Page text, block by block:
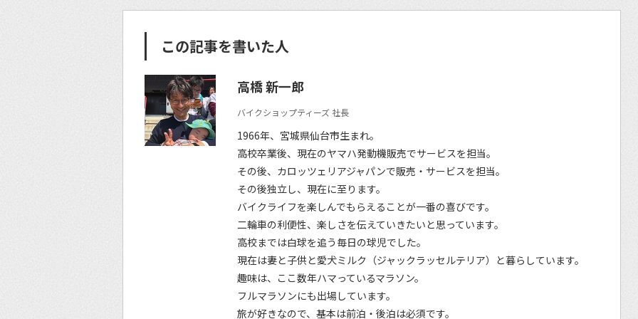
この記事を書いた人
高橋 新一郎
バイクショップティーズ 社長
1966年、宮城県仙台市生まれ。
高校卒業後、現在のヤマハ発動機販売でサービスを担当。
その後、カロッツェリアジャパンで販売・サービスを担当。
その後独立し、現在に至ります。
バイクライフを楽しんでもらえることが一番の喜びです。
二輪車の利便性、楽しさを伝えていきたいと思っています。
高校までは白球を追う毎日の球児でした。
現在は妻と子供と愛犬ミルク（ジャックラッセルテリア）と暮らしています。
趣味は、ここ数年ハマっているマラソン。
フルマラソンにも出場しています。
旅が好きなので、基本は前泊・後泊は必須です。